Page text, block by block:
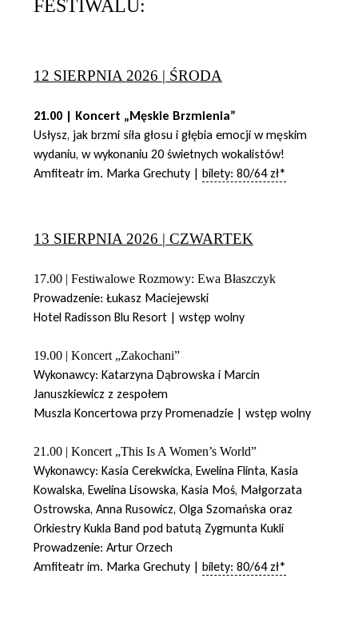
FESTIWALU:
12 SIERPNIA 2026 | ŚRODA
21.00 | Koncert „Męskie Brzmienia”
Usłysz, jak brzmi siła głosu i głębia emocji w męskim
wydaniu, w wykonaniu 20 świetnych wokalistów!
Amfiteatr im. Marka Grechuty | bilety: 80/64 zł*
13 SIERPNIA 2026 | CZWARTEK
17.00 | Festiwalowe Rozmowy: Ewa Błaszczyk
Prowadzenie: Łukasz Maciejewski
Hotel Radisson Blu Resort | wstęp wolny
19.00 | Koncert „Zakochani”
Wykonawcy: Katarzyna Dąbrowska i Marcin
Januszkiewicz z zespołem
Muszla Koncertowa przy Promenadzie | wstęp wolny
21.00 | Koncert „This Is A Women’s World”
Wykonawcy: Kasia Cerekwicka, Ewelina Flinta, Kasia
Kowalska, Ewelina Lisowska, Kasia Moś, Małgorzata
Ostrowska, Anna Rusowicz, Olga Szomańska oraz
Orkiestry Kukla Band pod batutą Zygmunta Kukli
Prowadzenie: Artur Orzech
Amfiteatr im. Marka Grechuty | bilety: 80/64 zł*